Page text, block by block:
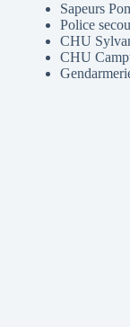
Sapeurs
Police
CHU
CHU